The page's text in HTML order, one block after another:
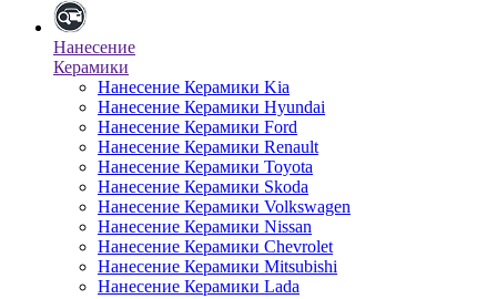
Нанесение
Керамики
Нанесение Керамики Kia
Нанесение Керамики Hyundai
Нанесение Керамики Ford
Нанесение Керамики Renault
Нанесение Керамики Toyota
Нанесение Керамики Skoda
Нанесение Керамики Volkswagen
Нанесение Керамики Nissan
Нанесение Керамики Chevrolet
Нанесение Керамики Mitsubishi
Нанесение Керамики Lada